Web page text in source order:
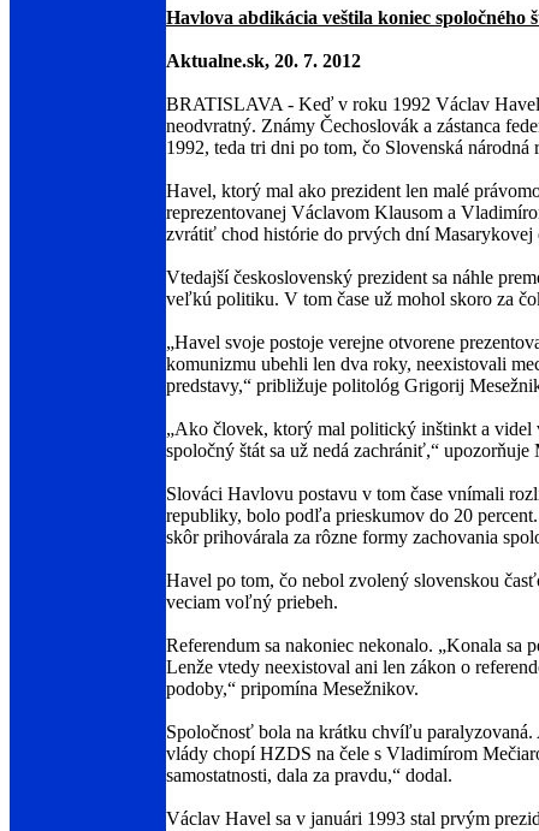
Havlova abdikácia veštila koniec spoločného
Aktualne.sk, 20. 7. 2012
BRATISLAVA - Keď v roku 1992 Václav Havel
neodvratný. Známy Čechoslovák a zástanca
1992, teda tri dni po tom, čo Slovenská
Havel, ktorý mal ako prezident len malé
reprezentovanej Václavom Klausom a
zvrátiť chod histórie do prvých dní Masarykovej
Vtedajší československý prezident sa náhle
veľkú politiku. V tom čase už mohol skoro za
„Havel svoje postoje verejne otvorene
komunizmu ubehli len dva roky, neexistovali
predstavy,“ približuje politológ Grigorij
„Ako človek, ktorý mal politický inštinkt a videl
spoločný štát sa už nedá zachrániť,“ upozorňuje
Slováci Havlovu postavu v tom čase vnímali
republiky, bolo podľa prieskumov do 20
skôr prihovárala za rôzne formy zachovania
Havel po tom, čo nebol zvolený slovenskou
veciam voľný priebeh.
Referendum sa nakoniec nekonalo. „Konala sa
Lenže vtedy neexistoval ani len zákon o
podoby,“ pripomína Mesežnikov.
Spoločnosť bola na krátku chvíľu
vlády chopí HZDS na čele s Vladimírom
samostatnosti, dala za pravdu,“ dodal.
Václav Havel sa v januári 1993 stal prvým